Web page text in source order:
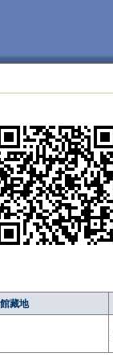
館藏地